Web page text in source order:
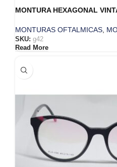
MONTURA HEXAGONAL
MONTURAS OFTALMICAS
SKU: g42
Read More